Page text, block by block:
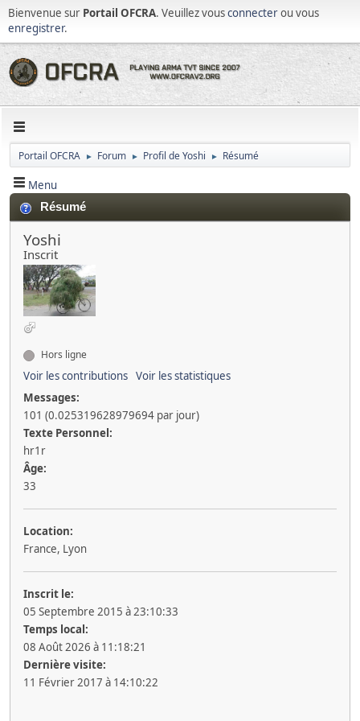
Bienvenue sur Portail OFCRA. Veuillez vousconnecterou vous
enregistrer.
Portail OFCRA ► Forum ► Profil de Yoshi ► Résumé
Menu
Résumé
Yoshi
Inscrit
Hors ligne
Voir les contributions Voir les statistiques
Messages:
101 (0.025319628979694 par jour)
Texte Personnel:
hr1r
Âge:
33
Location:
France, Lyon
Inscrit le:
05 Septembre 2015 à 23:10:33
Temps local:
08 Août 2026 à 11:18:21
Dernière visite:
11 Février 2017 à 14:10:22